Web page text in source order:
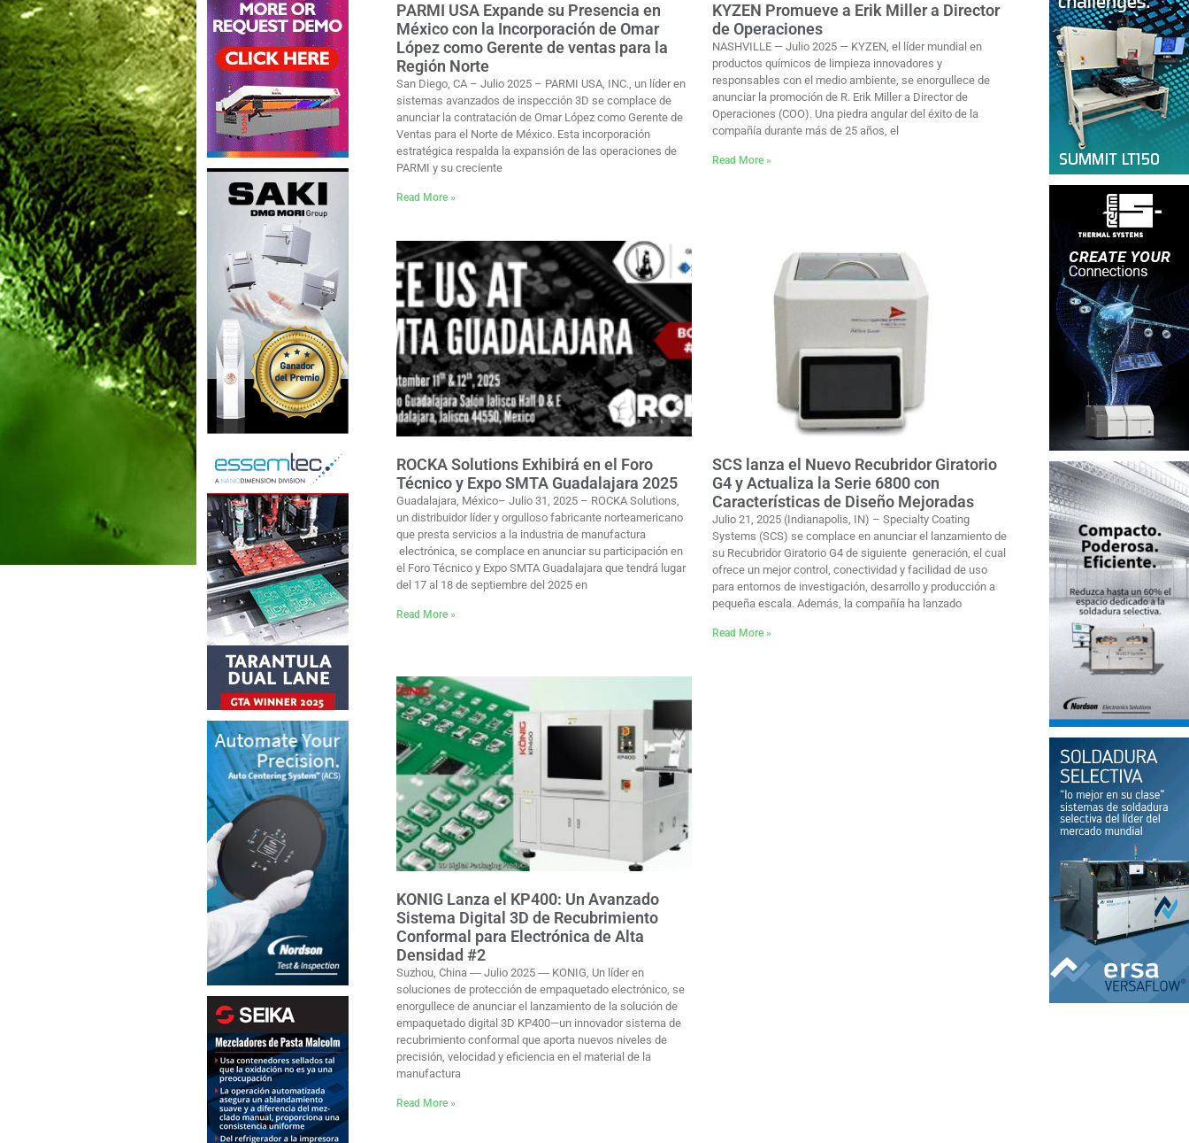
PARMI USA Expande su Presencia en
México con la Incorporación de Omar
López como Gerente de ventas para la
Región Norte
San Diego, CA – Julio 2025 – PARMI USA, INC., un líder en
sistemas avanzados de inspección 3D se complace de
anunciar la contratación de Omar López como Gerente de
Ventas para el Norte de México. Esta incorporación
estratégica respalda la expansión de las operaciones de
PARMI y su creciente
Read More »
KYZEN Promueve a Erik Miller a Director
de Operaciones
NASHVILLE — Julio 2025 — KYZEN, el líder mundial en
productos químicos de limpieza innovadores y
responsables con el medio ambiente, se enorgullece de
anunciar la promoción de R. Erik Miller a Director de
Operaciones (COO). Una piedra angular del éxito de la
compañía durante más de 25 años, el
Read More »
ROCKA Solutions Exhibirá en el Foro
Técnico y Expo SMTA Guadalajara 2025
Guadalajara, México– Julio 31, 2025 – ROCKA Solutions,
un distribuidor líder y orgulloso fabricante norteamericano
que presta servicios a la industria de manufactura
electrónica, se complace en anunciar su participación en
el Foro Técnico y Expo SMTA Guadalajara que tendrá lugar
del 17 al 18 de septiembre del 2025 en
Read More »
SCS lanza el Nuevo Recubridor Giratorio
G4 y Actualiza la Serie 6800 con
Características de Diseño Mejoradas
Julio 21, 2025 (Indianapolis, IN) – Specialty Coating
Systems (SCS) se complace en anunciar el lanzamiento de
su Recubridor Giratorio G4 de siguiente generación, el cual
ofrece un mejor control, conectividad y facilidad de uso
para entornos de investigación, desarrollo y producción a
pequeña escala. Además, la compañía ha lanzado
Read More »
KONIG Lanza el KP400: Un Avanzado
Sistema Digital 3D de Recubrimiento
Conformal para Electrónica de Alta
Densidad #2
Suzhou, China ― Julio 2025 ― KONIG, Un líder en
soluciones de protección de empaquetado electrónico, se
enorgullece de anunciar el lanzamiento de la solución de
empaquetado digital 3D KP400—un innovador sistema de
recubrimiento conformal que aporta nuevos niveles de
precisión, velocidad y eficiencia en el material de la
manufactura
Read More »